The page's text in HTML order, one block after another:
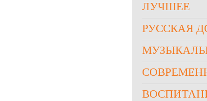
ЛУЧШЕЕ
РУССКАЯ